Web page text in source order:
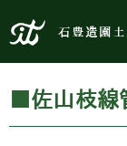
石豊造園
■佐山枝